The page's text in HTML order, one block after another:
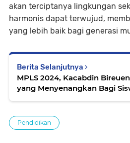
akan terciptanya lingkungan
harmonis dapat terwujud,
yang lebih baik bagi generasi
Berita Selanjutnya
MPLS 2024, Kacabdin
yang Menyenangkan Bagi
Pendidikan